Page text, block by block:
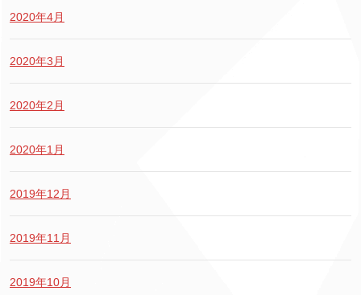
2020年4月
2020年3月
2020年2月
2020年1月
2019年12月
2019年11月
2019年10月